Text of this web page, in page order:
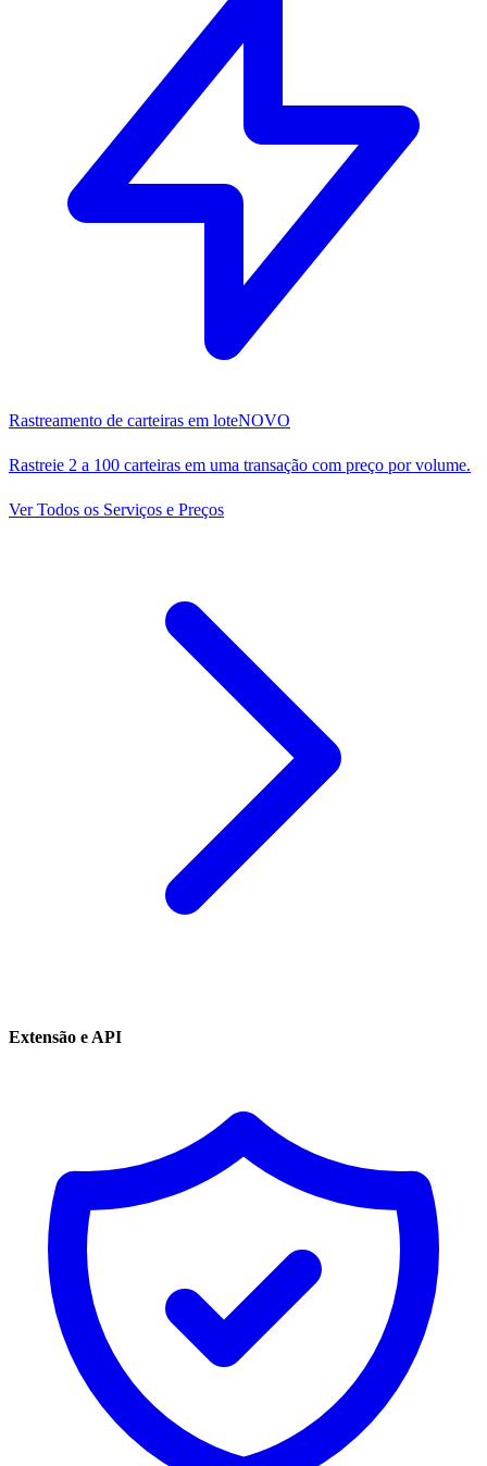
Rastreamento de carteiras em loteNOVO
Rastreie 2 a 100 carteiras em uma transação com preço por volume.
Ver Todos os Serviços e Preços
Extensão e API